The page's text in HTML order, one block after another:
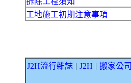
工地施工初期注意事項
J2H流行雜誌 J2H 搬家公司